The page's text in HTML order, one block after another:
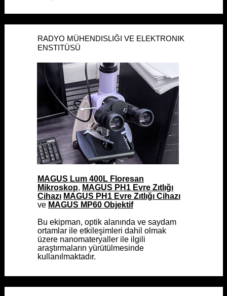
MAGUS Lum 400L Floresan
Mikroskop, MAGUS PH1 Evre Zıtlığı
Cihazı MAGUS PH1 Evre Zıtlığı Cihazı
ve MAGUS MP60 Objektif
Bu ekipman, optik alanında ve saydam
ortamlar ile etkileşimleri dahil olmak
üzere nanomateryaller ile ilgili
araştırmaların yürütülmesinde
kullanılmaktadır.
RADYO MÜHENDISLIĞI VE ELEKTRONIK
ENSTITÜSÜ
MAGUS Lum 400L Floresan
Mikroskop, MAGUS PH1 Evre Zıtlığı
Cihazı MAGUS PH1 Evre Zıtlığı Cihazı
ve MAGUS MP60 Objektif
Bu ekipman, optik alanında ve saydam
ortamlar ile etkileşimleri dahil olmak
üzere nanomateryaller ile ilgili
araştırmaların yürütülmesinde
kullanılmaktadır.
RADYO MÜHENDISLIĞI VE ELEKTRONIK
ENSTITÜSÜ